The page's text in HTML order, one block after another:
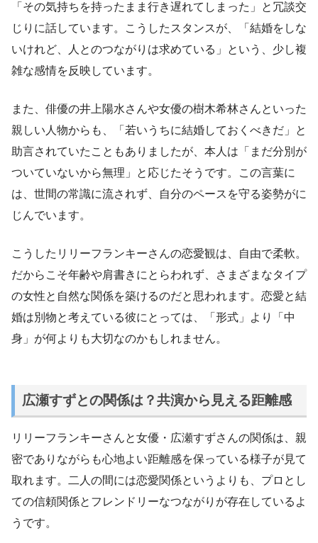
「その気持ちを持ったまま行き遅れてしまった」と冗談交
じりに話しています。こうしたスタンスが、「結婚をしな
いけれど、人とのつながりは求めている」という、少し複
雑な感情を反映しています。
また、俳優の井上陽水さんや女優の樹木希林さんといった
親しい人物からも、「若いうちに結婚しておくべきだ」と
助言されていたこともありましたが、本人は「まだ分別が
ついていないから無理」と応じたそうです。この言葉に
は、世間の常識に流されず、自分のペースを守る姿勢がに
じんでいます。
こうしたリリーフランキーさんの恋愛観は、自由で柔軟。
だからこそ年齢や肩書きにとらわれず、さまざまなタイプ
の女性と自然な関係を築けるのだと思われます。恋愛と結
婚は別物と考えている彼にとっては、「形式」より「中
身」が何よりも大切なのかもしれません。
広瀬すずとの関係は？共演から見える距離感
リリーフランキーさんと女優・広瀬すずさんの関係は、親
密でありながらも心地よい距離感を保っている様子が見て
取れます。二人の間には恋愛関係というよりも、プロとし
ての信頼関係とフレンドリーなつながりが存在しているよ
うです。